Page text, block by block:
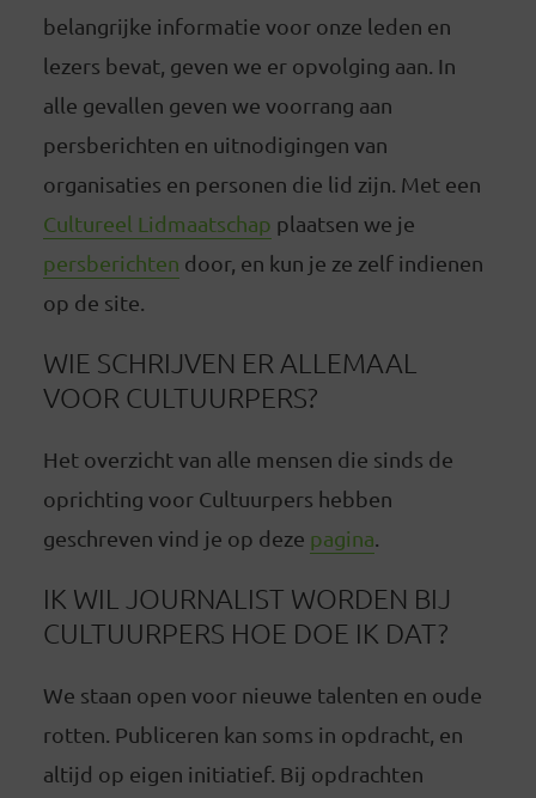
belangrijke informatie voor onze leden en
lezers bevat, geven we er opvolging aan. In
alle gevallen geven we voorrang aan
persberichten en uitnodigingen van
organisaties en personen die lid zijn. Met een
Cultureel Lidmaatschap plaatsen we je
persberichten door, en kun je ze zelf indienen
op de site.
WIE SCHRIJVEN ER ALLEMAAL
VOOR CULTUURPERS?
Het overzicht van alle mensen die sinds de
oprichting voor Cultuurpers hebben
geschreven vind je op deze pagina
IK WIL JOURNALIST WORDEN BIJ
CULTUURPERS HOE DOE IK DAT?
We staan open voor nieuwe talenten en oude
rotten. Publiceren kan soms in opdracht, en
altijd op eigen initiatief. Bij opdrachten